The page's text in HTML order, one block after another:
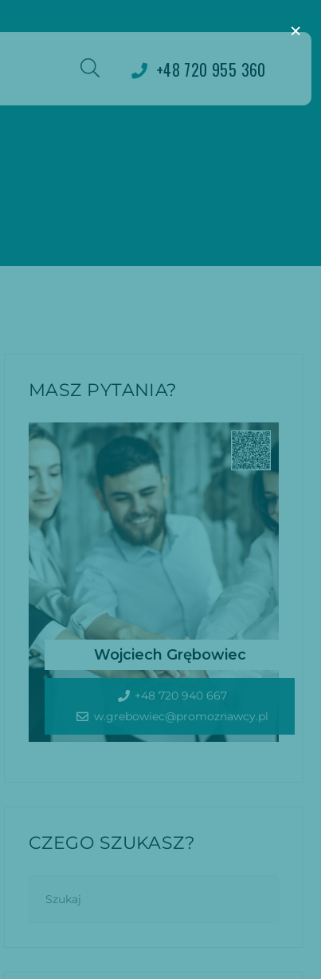
+48 720 955 360
MASZ PYTANIA?
Wojciech Grębowiec
+48 720 940 667
w.grebowiec@promoznawcy.pl
CZEGO SZUKASZ?
×